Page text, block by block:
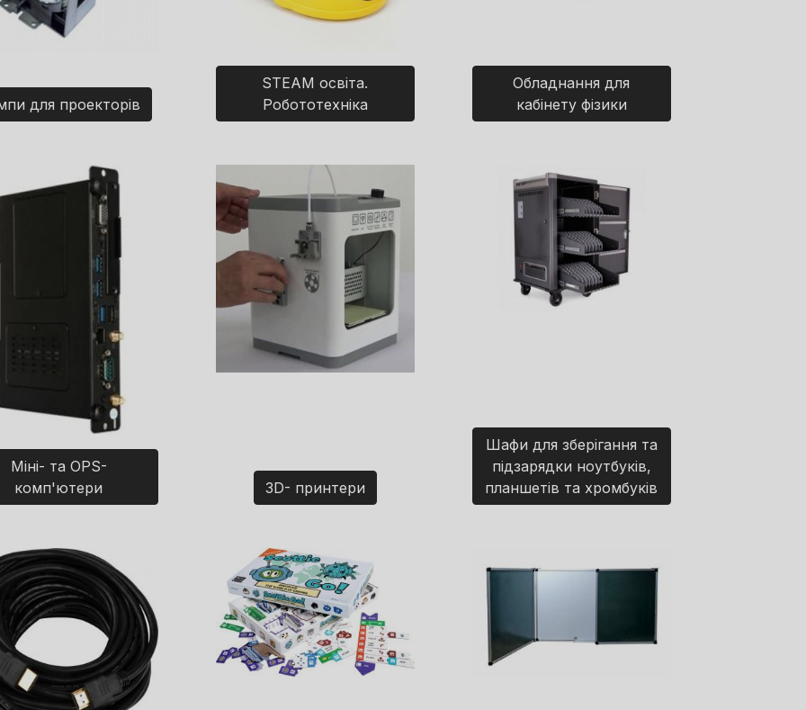
для проекторів
STEAM освіта.
Робототехніка
Обладнання для
кабінету фізики
Міні- та OPS-
комп'ютери
3D- принтери
Шафи для зберігання та
підзарядки ноутбуків,
планшетів та хромбуків